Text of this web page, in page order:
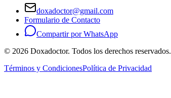
doxadoctor@gmail.com
Formulario de Contacto
Compartir por WhatsApp
© 2026 Doxadoctor. Todos los derechos reservados.
Términos y CondicionesPolítica de Privacidad